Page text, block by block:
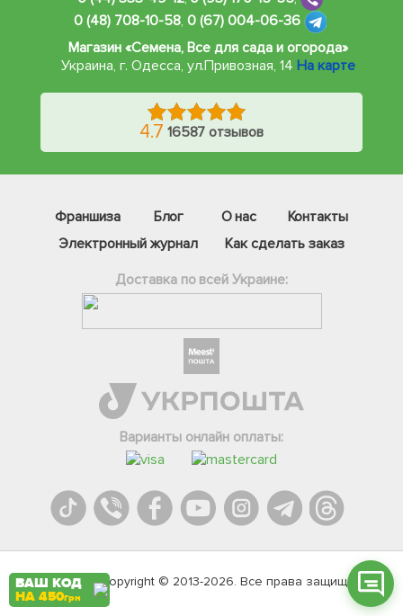
0 (48) 708-10-58, 0 (67) 004-06-36
Магазин «Семена, Все для сада и огорода»
Украина, г. Одесса, ул.Привозная, 14 На карте
4.7 16587 отзывов
Франшиза Блог О нас
Контакты
Электронный журнал
Как сделать заказ
Доставка по всей Украине:
Варианты онлайн оплаты:
Agromarket.Copyright © 2013-2026. Все права защищены
Телеграм
Вайбер
Онлайн чат
ВАШ КОД
НА 450грн